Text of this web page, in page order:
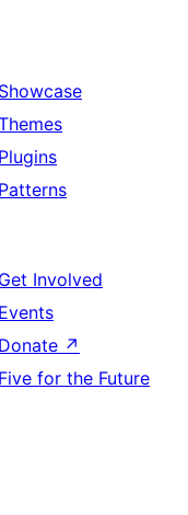
Showcase
Plugins
Patterns
Get Involved
Events
Donate ↗
Five for the Future